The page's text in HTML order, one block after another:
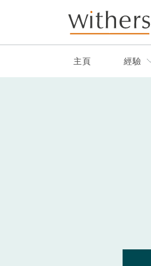
Skip to main content
主頁 經驗